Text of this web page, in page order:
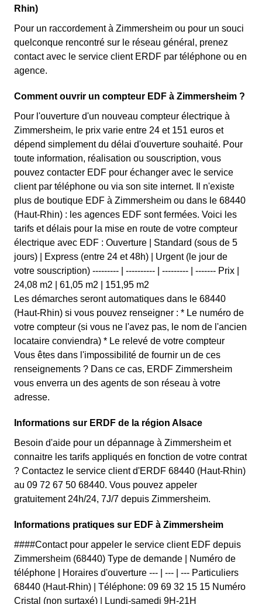
Rhin)
Pour un raccordement à Zimmersheim ou pour un souci
quelconque rencontré sur le réseau général, prenez
contact avec le service client ERDF par téléphone ou en
agence.
Comment ouvrir un compteur EDF à Zimmersheim ?
Pour l'ouverture d'un nouveau compteur électrique à
Zimmersheim, le prix varie entre 24 et 151 euros et
dépend simplement du délai d'ouverture souhaité. Pour
toute information, réalisation ou souscription, vous
pouvez contacter EDF pour échanger avec le service
client par téléphone ou via son site internet. Il n'existe
plus de boutique EDF à Zimmersheim ou dans le 68440
(Haut-Rhin) : les agences EDF sont fermées. Voici les
tarifs et délais pour la mise en route de votre compteur
électrique avec EDF : Ouverture | Standard (sous de 5
jours) | Express (entre 24 et 48h) | Urgent (le jour de
votre souscription) --------- | ---------- | --------- | ------- Prix |
24,08 m2 | 61,05 m2 | 151,95 m2
Les démarches seront automatiques dans le 68440
(Haut-Rhin) si vous pouvez renseigner : * Le numéro de
votre compteur (si vous ne l'avez pas, le nom de l'ancien
locataire conviendra) * Le relevé de votre compteur
Vous êtes dans l'impossibilité de fournir un de ces
renseignements ? Dans ce cas, ERDF Zimmersheim
vous enverra un des agents de son réseau à votre
adresse.
Informations sur ERDF de la région Alsace
Besoin d'aide pour un dépannage à Zimmersheim et
connaitre les tarifs appliqués en fonction de votre contrat
? Contactez le service client d'ERDF 68440 (Haut-Rhin)
au 09 72 67 50 68440. Vous pouvez appeler
gratuitement 24h/24, 7J/7 depuis Zimmersheim.
Informations pratiques sur EDF à Zimmersheim
####Contact pour appeler le service client EDF depuis
Zimmersheim (68440) Type de demande | Numéro de
téléphone | Horaires d'ouverture --- | --- | --- Particuliers
68440 (Haut-Rhin) | Téléphone: 09 69 32 15 15 Numéro
Cristal (non surtaxé) | Lundi-samedi 9H-21H